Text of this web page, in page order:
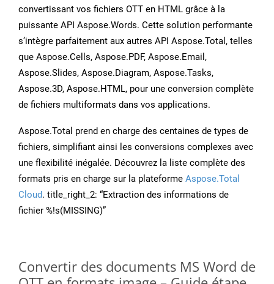
convertissant vos fichiers OTT en HTML grâce à la
puissante API Aspose.Words. Cette solution performante
s’intègre parfaitement aux autres API Aspose.Total, telles
que Aspose.Cells, Aspose.PDF, Aspose.Email,
Aspose.Slides, Aspose.Diagram, Aspose.Tasks,
Aspose.3D, Aspose.HTML, pour une conversion complète
de fichiers multiformats dans vos applications.
Aspose.Total prend en charge des centaines de types de
fichiers, simplifiant ainsi les conversions complexes avec
une flexibilité inégalée. Découvrez la liste complète des
formats pris en charge sur la plateforme Aspose.Total
Cloud. title_right_2: “Extraction des informations de
fichier %!s(MISSING)”
Convertir des documents MS Word de